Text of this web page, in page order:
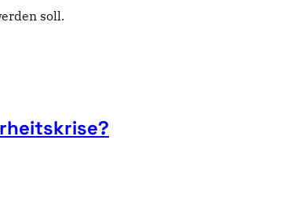
soll.